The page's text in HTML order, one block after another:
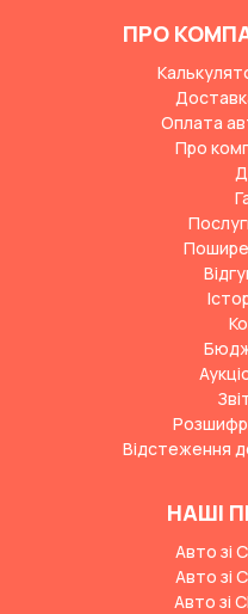
ПРО
Оплата
Про
Відстеження
НАШІ
Авто зі
Авто зі
Авто зі